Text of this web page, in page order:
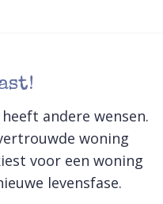
andere wensen.
woning
voor een woning
levensfase.